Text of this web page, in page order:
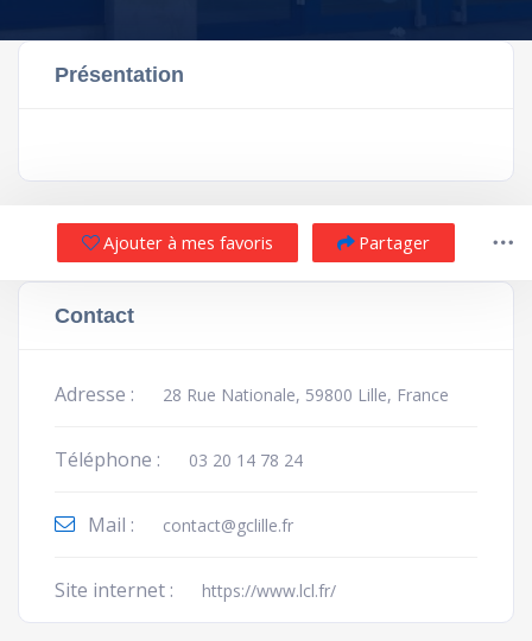
Présentation
Ajouter à mes favoris Partager
Contact
Adresse : 28 Rue Nationale, 59800 Lille, France
Téléphone : 03 20 14 78 24
Mail : contact@gclille.fr
Site internet : https://www.lcl.fr/